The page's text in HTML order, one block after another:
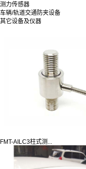
测力传感器
车辆/轨道交通防夹设备
其它设备及仪器
FMT-AILC3柱式测...